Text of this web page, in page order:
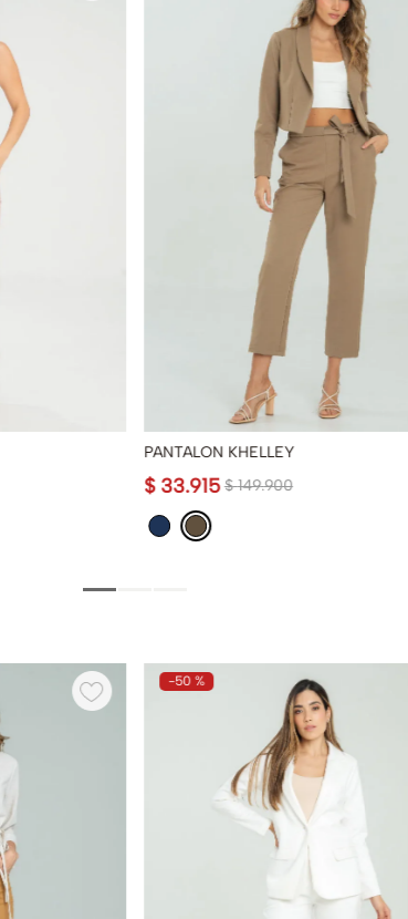
PANTALON KHELLEY
$ 149.900
$ 33.915
-50 %